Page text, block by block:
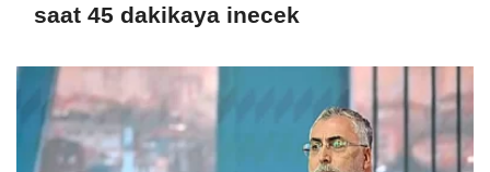
saat 45 dakikaya inecek